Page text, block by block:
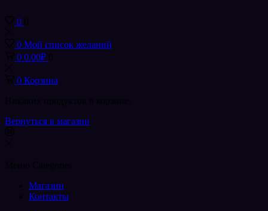
0
0 Мой список желаний
0 0.00₽
0 Корзина
Вернуться в магазин
Магазин
Контакты